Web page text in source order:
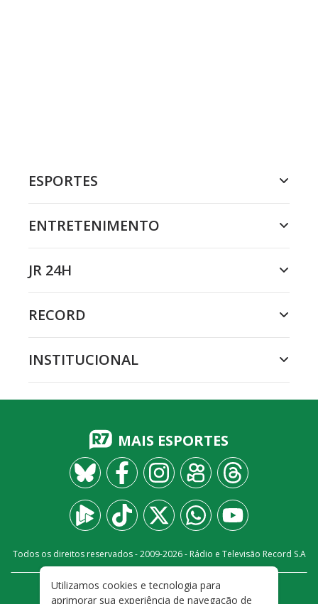
ESPORTES
ENTRETENIMENTO
JR 24H
RECORD
INSTITUCIONAL
MAIS ESPORTES
Todos os direitos reservados - 2009-2026- Rádio e Televisão Record S.A
FALE CONOSCO PRIVACIDADE
Utilizamos cookies e tecnologia para
aprimorar sua experiência de navegação de